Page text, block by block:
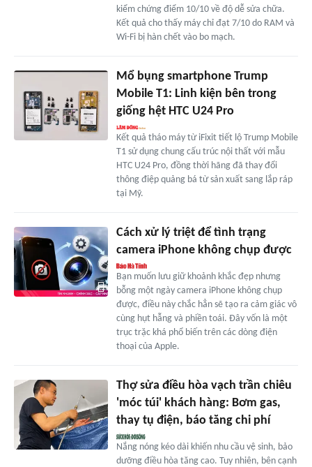
kiểm chứng điểm 10/10 về độ dễ sửa chữa.
Kết quả cho thấy máy chỉ đạt 7/10 do RAM và
Wi-Fi bị hàn chết vào bo mạch.
Mổ bụng smartphone Trump
Mobile T1: Linh kiện bên trong
giống hệt HTC U24 Pro
Kết quả tháo máy từ iFixit tiết lộ Trump Mobile
T1 sử dụng chung cấu trúc nội thất với mẫu
HTC U24 Pro, đồng thời hãng đã thay đổi
thông điệp quảng bá từ sản xuất sang lắp ráp
tại Mỹ.
Cách xử lý triệt để tình trạng
camera iPhone không chụp được
Bạn muốn lưu giữ khoảnh khắc đẹp nhưng
bỗng một ngày camera iPhone không chụp
được, điều này chắc hẳn sẽ tạo ra cảm giác vô
cùng hụt hẫng và phiền toái. Đây vốn là một
trục trặc khá phổ biến trên các dòng điện
thoại của Apple.
Thợ sửa điều hòa vạch trần chiêu
'móc túi' khách hàng: Bơm gas,
thay tụ điện, báo tăng chi phí
Nắng nóng kéo dài khiến nhu cầu vệ sinh, bảo
dưỡng điều hòa tăng cao. Tuy nhiên, bên cạnh